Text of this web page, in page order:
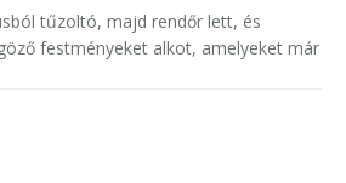
tűzoltó, majd rendőr lett, és
festményeket alkot, amelyeket már